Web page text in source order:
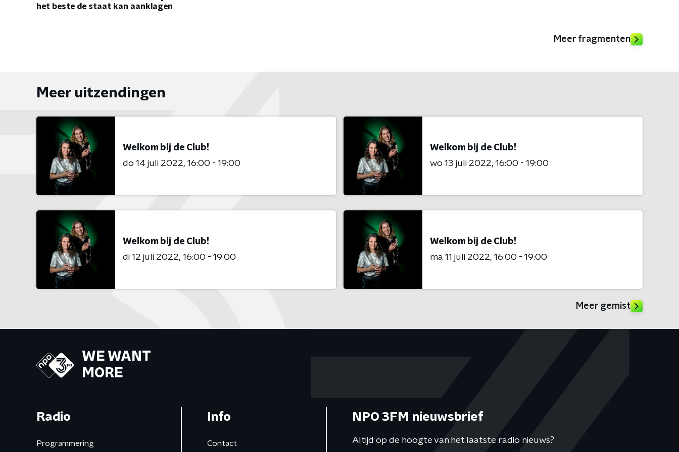
het beste de staat kan aanklagen
Meer fragmenten
Meer uitzendingen
Welkom bij de Club!
do 14 juli 2022 16:00 - 19:00
Welkom bij de Club!
wo 13 juli 2022 16:00 - 19:00
Welkom bij de Club!
di 12 juli 2022 16:00 - 19:00
Welkom bij de Club!
ma 11 juli 2022 16:00 - 19:00
Meer gemist
WE WANT
MORE
Radio
Programmering
Info
Contact
NPO 3FM nieuwsbrief
Altijd op de hoogte van het laatste radio nieuws?